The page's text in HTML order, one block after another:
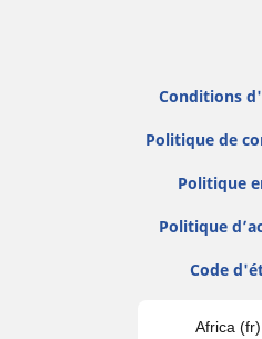
Conditions
Politique de
Politique
Politique
Code
Africa (fr)